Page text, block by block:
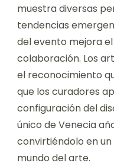
muestra diversas
tendencias
del evento mejora
colaboración. Los
el reconocimiento
que los curadores
configuración del
único de Venecia
convirtiéndolo en
mundo del arte.